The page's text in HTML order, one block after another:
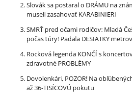
Slovák sa postaral o DRÁMU na
museli zasahovať KARABINIERI
SMRŤ pred očami rodičov: Mladá
počas túry! Padala DESIATKY metrov
Rocková legenda KONČÍ s
zdravotné PROBLÉMY
Dovolenkári, POZOR! Na
až 36-TISÍCOVÚ pokutu